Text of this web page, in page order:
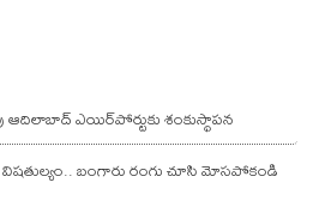
ఆదిలాబాద్ ఎయిర్‌పోర్టుకు శంకుస్థాపన
విషతుల్యం.. బంగారు రంగు చూసి మోసపోకండి